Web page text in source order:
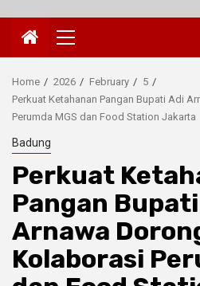
Primary
Menu
Home 2026 February
5
Perkuat Ketahanan Pangan Bupati Adi
Perumda MGS dan Food Station Jakarta
Badung
Perkuat
Pangan
Arnawa
Kolaborasi